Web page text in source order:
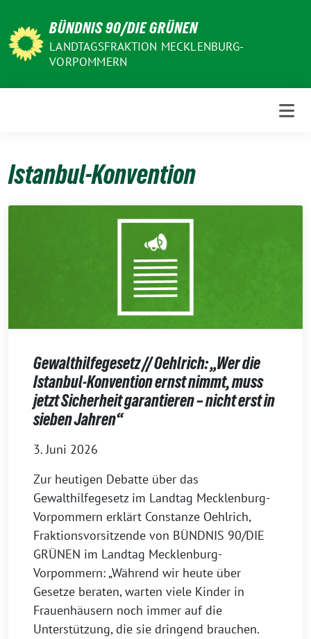
zum
Inhalt
BÜNDNIS 90/DIE GRÜNEN
LANDTAGSFRAKTION MECKLENBURG-
VORPOMMERN
Istanbul-Konvention
Gewalthilfegesetz // Oehlrich: „Wer die
Istanbul-Konvention ernst nimmt, muss
jetzt Sicherheit garantieren – nicht erst in
sieben Jahren“
3. Juni 2026
Zur heutigen Debatte über das
Gewalthilfegesetz im Landtag Mecklenburg-
Vorpommern erklärt Constanze Oehlrich,
Fraktionsvorsitzende von BÜNDNIS 90/DIE
GRÜNEN im Landtag Mecklenburg-
Vorpommern: „Während wir heute über
Gesetze beraten, warten viele Kinder in
Frauenhäusern noch immer auf die
Unterstützung, die sie dringend brauchen.